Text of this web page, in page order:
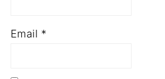
Email *